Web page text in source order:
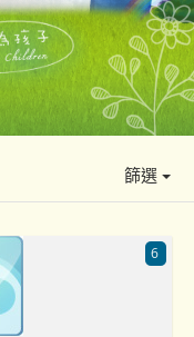
篩選
6